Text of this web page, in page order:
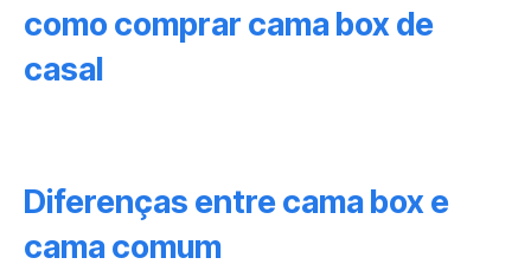
como comprar cama box de
casal
Diferenças entre cama box e
cama comum